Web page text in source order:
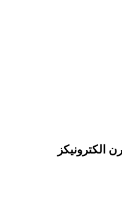
الکترونیکز